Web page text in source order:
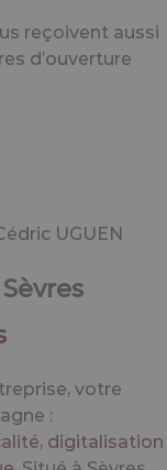
reçoivent aussi
d’ouverture
UGUEN
votre
:
, digitalisation